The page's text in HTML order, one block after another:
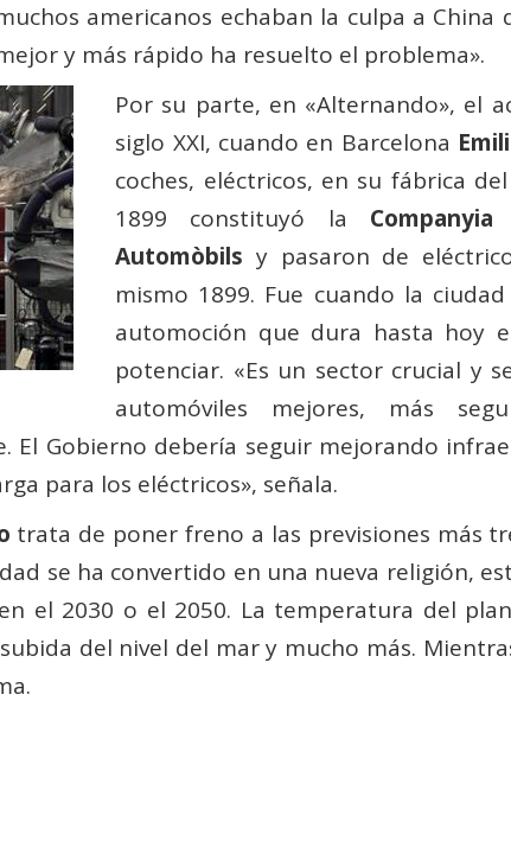
americanos echaban la culpa a
y más rápido ha resuelto el problema».
Por su parte, en «Alternando», el
siglo XXI, cuando en Barcelona
coches, eléctricos, en su fábrica
1899 constituyó la
Automòbils y pasaron de
mismo 1899. Fue cuando la
automoción que dura hasta hoy
potenciar. «Es un sector crucial y
automóviles mejores, más
El Gobierno debería seguir mejorando
para los eléctricos», señala.
trata de poner freno a las previsiones más
se ha convertido en una nueva religión,
el 2030 o el 2050. La temperatura del
del nivel del mar y mucho más.